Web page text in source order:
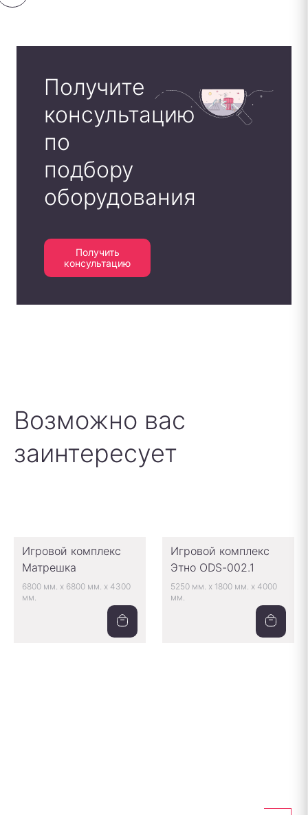
Получите
консультацию
по
подбору
оборудования
Получить
консультацию
Возможно вас
заинтересует
Игровой комплекс
Матрешка
6800 мм. x 6800 мм. x 4300
мм.
Игровой комплекс
Этно ODS-002.1
5250 мм. x 1800 мм. x 4000
мм.